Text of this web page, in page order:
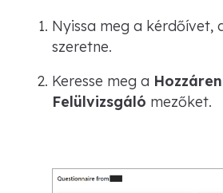
Nyissa meg a kérdőívet,
szeretne.
Keresse meg a
Felülvizsgáló mezőket.